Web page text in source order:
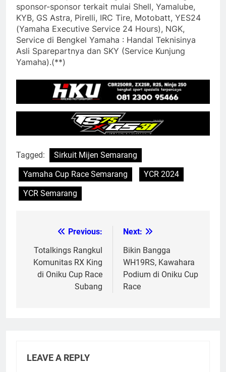
sponsor-sponsor terkait mulai Shell, Yamalube,
KYB, GS Astra, Pirelli, IRC Tire, Motobatt, YES24
(Yamaha Executive Service 24 Hours), NGK,
Service di Bengkel Yamaha : Handal Teknisinya
Asli Sparepartnya dan SKY (Service Kunjung
Yamaha).(**)
Tagged:
Sirkuit Mijen Semarang
Yamaha Cup Race Semarang
YCR 2024
YCR Semarang
navigation
Previous:
Totalkings Rangkul
Komunitas RX King
di Oniku Cup Race
Subang
Next:
Bikin Bangga
WH19RS, Kawahara
Podium di Oniku Cup
Race
LEAVE A REPLY